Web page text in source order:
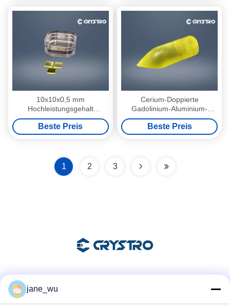
10x10x0,5 mm
Hochleistungsgehalt
Gd3Al2Ga3O12 Ce GAGG
Einzelkristall Substrate
Beste Preis
Cerium-Doppierte
Gadolinium-Aluminium-
Gallium-Garnett-
Szintillierkristalle
Beste Preis
1 2 3
jane_wu